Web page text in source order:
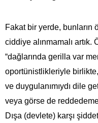
Fakat bir yerde, bunların
ciddiye alınmamalı artık.
“dağlarında gerilla var
oportünistlikleriyle
ve duygulanımıydı dile
veya görse de
Dışa (devlete) karşı